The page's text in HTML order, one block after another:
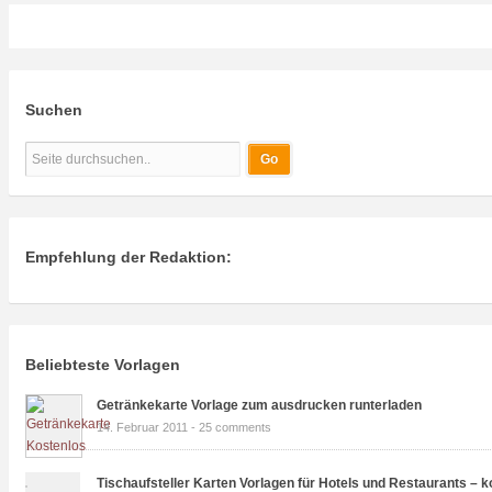
Suchen
Empfehlung der Redaktion:
Beliebteste Vorlagen
Getränkekarte Vorlage zum ausdrucken runterladen
14. Februar 2011 - 25 comments
Tischaufsteller Karten Vorlagen für Hotels und Restaurants –